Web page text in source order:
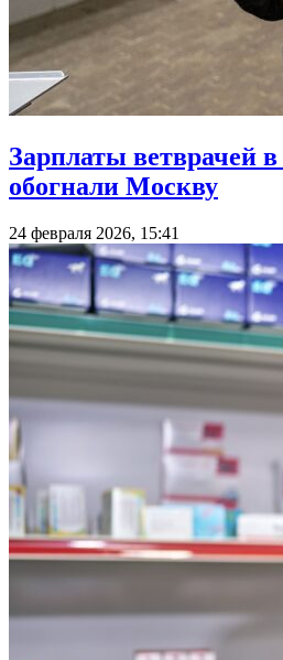
Зарплаты ветврачей
обогнали Москву
24 февраля 2026, 15:41